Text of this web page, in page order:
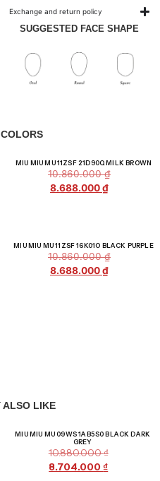
Exchange and return policy
SUGGESTED FACE SHAPE
MIU MIU MU 11ZSF 21D90Q MILK BROWN
10.860.000₫
8.688.000₫
MIU MIU MU 11ZSF 16K01O BLACK PURPLE
10.860.000₫
8.688.000₫
ALSO LIKE
MIU MIU MU 09WS 1AB5S0 BLACK DARK
GREY
10.880.000₫
8.704.000₫